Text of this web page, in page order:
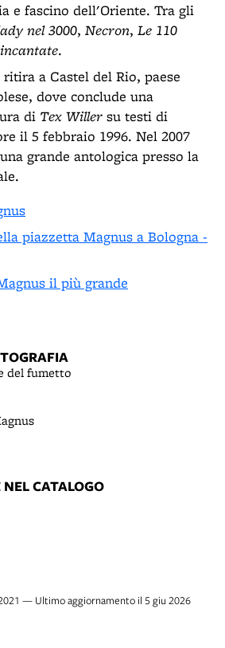
e fascino dell'Oriente. Tra gli
nel 3000, Necron, Le 110
.
a Castel del Rio, paese
dove conclude una
di Tex Willer su testi di
il 5 febbraio 1996. Nel 2007
grande antologica presso la
piazzetta Magnus a Bologna -
il più grande
del fumetto
NEL CATALOGO
— Ultimo aggiornamento il 5 giu 2026